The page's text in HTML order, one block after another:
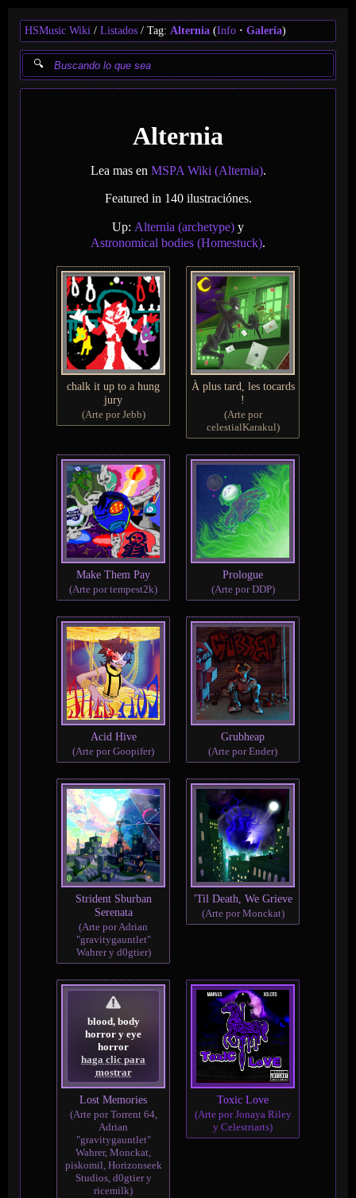
HSMusic Wiki Listados Tag: Alternia (Info Galería)
Alternia
Lea mas en MSPA Wiki (Alternia).
Featured in 140 ilustraciónes.
Up: Alternia (archetype) y
Astronomical bodies (Homestuck).
chalk it up to a hung
jury
(Arte por Jebb)
À plus tard, les tocards
!
(Arte por
celestialKarakul)
Make Them Pay
(Arte por tempest2k)
Prologue
(Arte por DDP)
Acid Hive
(Arte por Goopifer)
Grubheap
(Arte por Ender)
Strident Sburban
Serenata
(Arte por Adrian
"gravitygauntlet"
Wahrer y d0gtier)
'Til Death, We Grieve
(Arte por Monckat)
blood, body
horror y eye
horror
haga clic para
mostrar
Lost Memories
(Arte por Torrent 64,
Adrian
"gravitygauntlet"
Wahrer, Monckat,
piskomil, Horizonseek
Studios, d0gtier y
ricemilk)
Toxic Love
(Arte por Jonaya Riley
y Celestriarts)